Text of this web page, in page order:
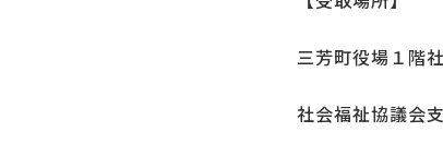
三芳町役場１階
社会福祉協議会